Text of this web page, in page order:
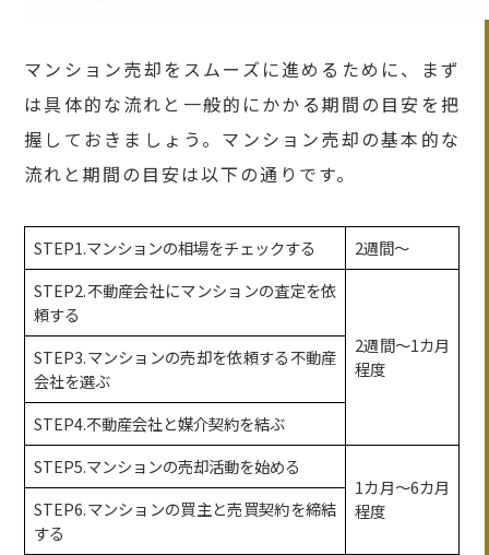
マンション売却をスムーズに進めるために、まず
は具体的な流れと一般的にかかる期間の目安を把
握しておきましょう。マンション売却の基本的な
流れと期間の目安は以下の通りです。
STEP1.マンションの相場をチェックする
2週間〜
STEP2.不動産会社にマンションの査定を依
頼する
2週間〜1カ月
程度
STEP3.マンションの売却を依頼する不動産
会社を選ぶ
STEP4.不動産会社と媒介契約を結ぶ
STEP5.マンションの売却活動を始める
1カ月〜6カ月
程度
STEP6.マンションの買主と売買契約を締結
する